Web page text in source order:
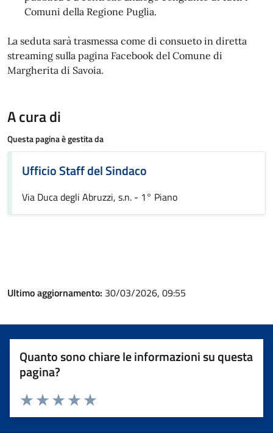
Comuni della Regione Puglia.
La seduta sarà trasmessa come di consueto in diretta
streaming sulla pagina Facebook del Comune di
Margherita di Savoia.
A cura di
Questa pagina è gestita da
Ufficio Staff del Sindaco
Via Duca degli Abruzzi, s.n. - 1° Piano
Ultimo aggiornamento: 30/03/2026, 09:55
Quanto sono chiare le informazioni su questa
pagina?
Valuta 5 stelle su 5
Valuta 4 stelle su 5
Valuta 3 stelle su 5
Valuta 2 stelle su 5
Valuta 1 stelle su 5